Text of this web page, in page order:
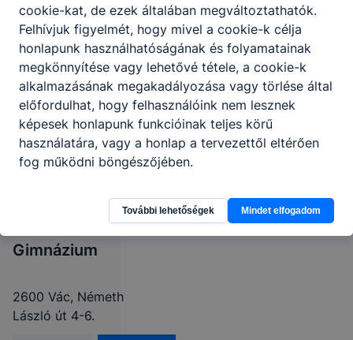
Váci SZC
Boronkay
Technikum és
Gimnázium
2600 Vác, Németh
László út 4-6.
cookie-kat, de ezek általában megváltoztathatók.
Felhívjuk figyelmét, hogy mivel a cookie-k célja
honlapunk használhatóságának és folyamatainak
megkönnyítése vagy lehetővé tétele, a cookie-k
alkalmazásának megakadályozása vagy törlése által
előfordulhat, hogy felhasználóink nem lesznek
képesek honlapunk funkcióinak teljes körű
használatára, vagy a honlap a tervezettől eltérően
fog működni böngészőjében.
További lehetőségek Mindet elfogadom